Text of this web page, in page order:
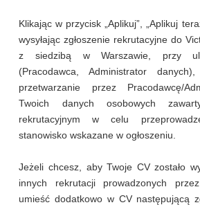
Klikając w przycisk „Aplikuj”, „Aplikuj
wysyłając zgłoszenie rekrutacyjne do
z siedzibą w Warszawie, przy
(Pracodawca, Administrator
przetwarzanie przez Pracodawcę/
Twoich danych osobowych
rekrutacyjnym w celu
stanowisko wskazane w ogłoszeniu.
Jeżeli chcesz, aby Twoje CV zostało
innych rekrutacji prowadzonych
umieść dodatkowo w CV następującą